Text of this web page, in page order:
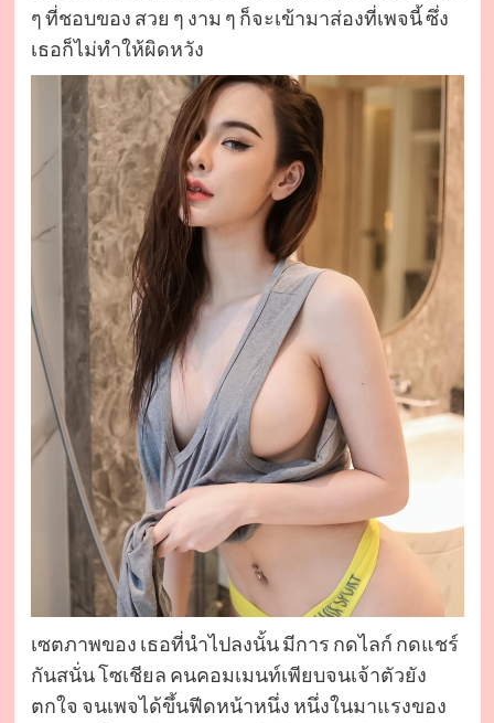
ๆ ที่ชอบของ สวย ๆ งาม ๆ ก็จะเข้ามาส่องที่เพจนี้ ซึ่ง
เธอก็ไม่ทำให้ผิดหวัง
เซตภาพของ เธอที่นำไปลงนั้น มีการ กดไลก์ กดแชร์
กันสนั่น โซเชียล คนคอมเมนท์เพียบจนเจ้าตัวยัง
ตกใจ จนเพจได้ขึ้นฟีดหน้าหนึ่ง หนึ่งในมาแรงของ